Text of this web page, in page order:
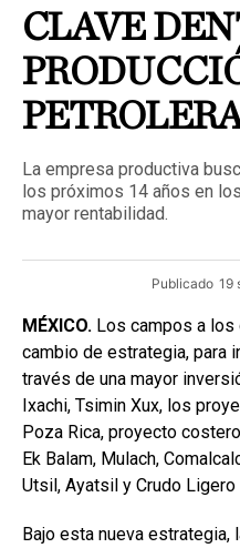
CLAVE
La empresa productiva
los próximos 14 años en
mayor rentabilidad.
Publicado 19
MÉXICO. Los campos a los
cambio de estrategia, para
través de una mayor
Ixachi, Tsimin Xux, los
Poza Rica, proyecto
Ek Balam, Mulach,
Utsil, Ayatsil y Crudo Ligero
Bajo esta nueva estrategia,